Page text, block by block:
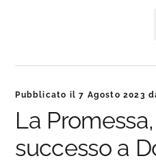
Pubblicato il7 Agosto 2023
La
successo a